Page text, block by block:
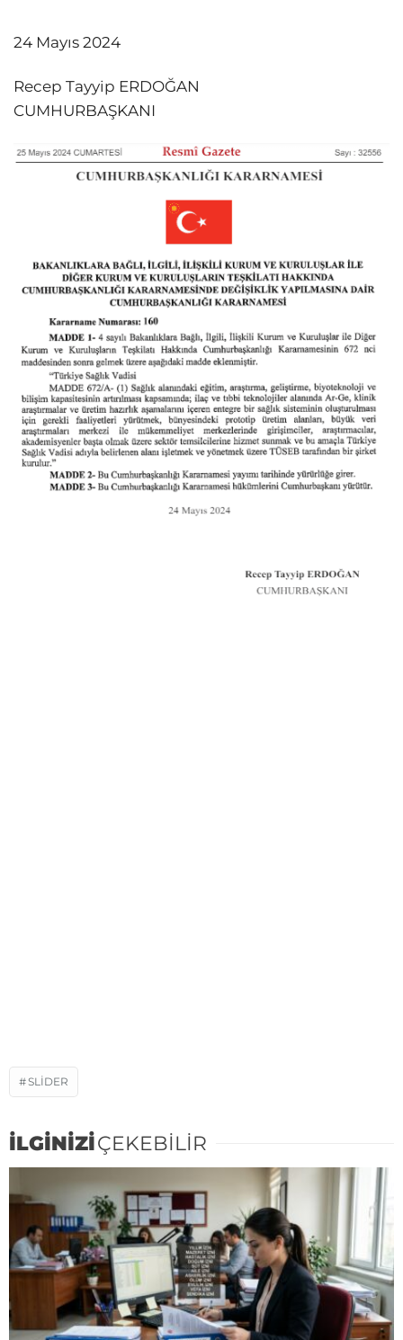
24 Mayıs 2024
Recep Tayyip ERDOĞAN
CUMHURBAŞKANI
SLIDER
İLGİNİZİÇEKEBİLİR